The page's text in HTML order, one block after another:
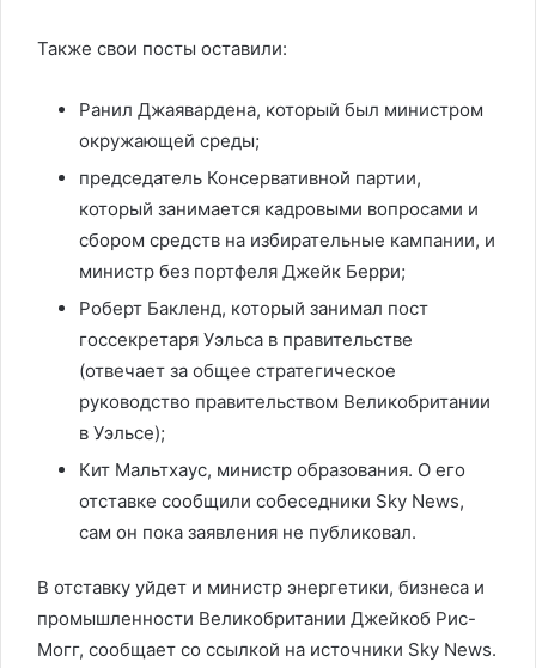
Также свои посты оставили:
Ранил Джаявардена, который был министром
окружающей среды;
председатель Консервативной партии,
который занимается кадровыми вопросами и
сбором средств на избирательные кампании, и
министр без портфеля Джейк Берри;
Роберт Бакленд, который занимал пост
госсекретаря Уэльса в правительстве
(отвечает за общее стратегическое
руководство правительством Великобритании
в Уэльсе);
Кит Мальтхаус, министр образования. О его
отставке сообщили собеседники Sky News,
сам он пока заявления не публиковал.
В отставку уйдет и министр энергетики, бизнеса и
промышленности Великобритании Джейкоб Рис-
Могг, сообщает со ссылкой на источники Sky News.